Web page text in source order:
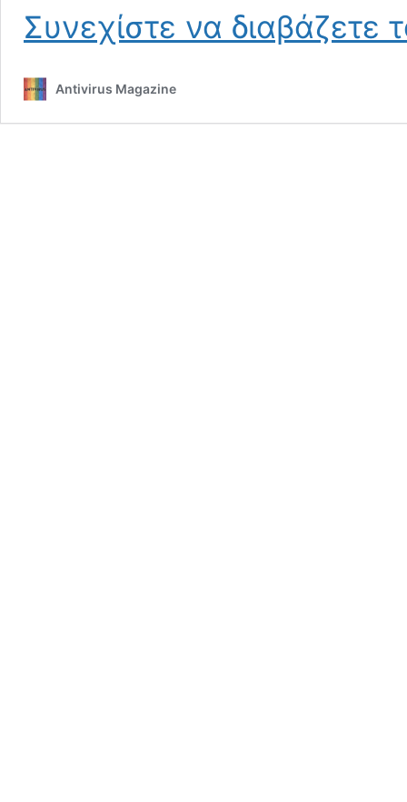
Συνεχίστε να διαβάζετε
Antivirus Magazine